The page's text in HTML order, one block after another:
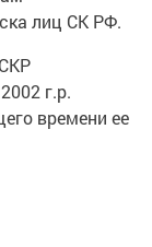
лиц СК РФ.
г.р.
времени ее